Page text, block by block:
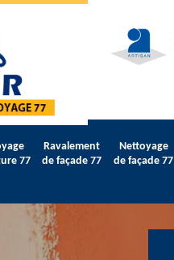
77
Ravalement
de façade 77
Nettoyage
de façade 77